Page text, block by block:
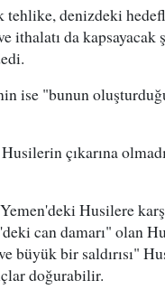
tehlike, denizdeki
ithalatı da kapsayacak
ise "bunun
çıkarına
Husilere
can damarı" olan
büyük bir saldırısı"
doğurabilir.